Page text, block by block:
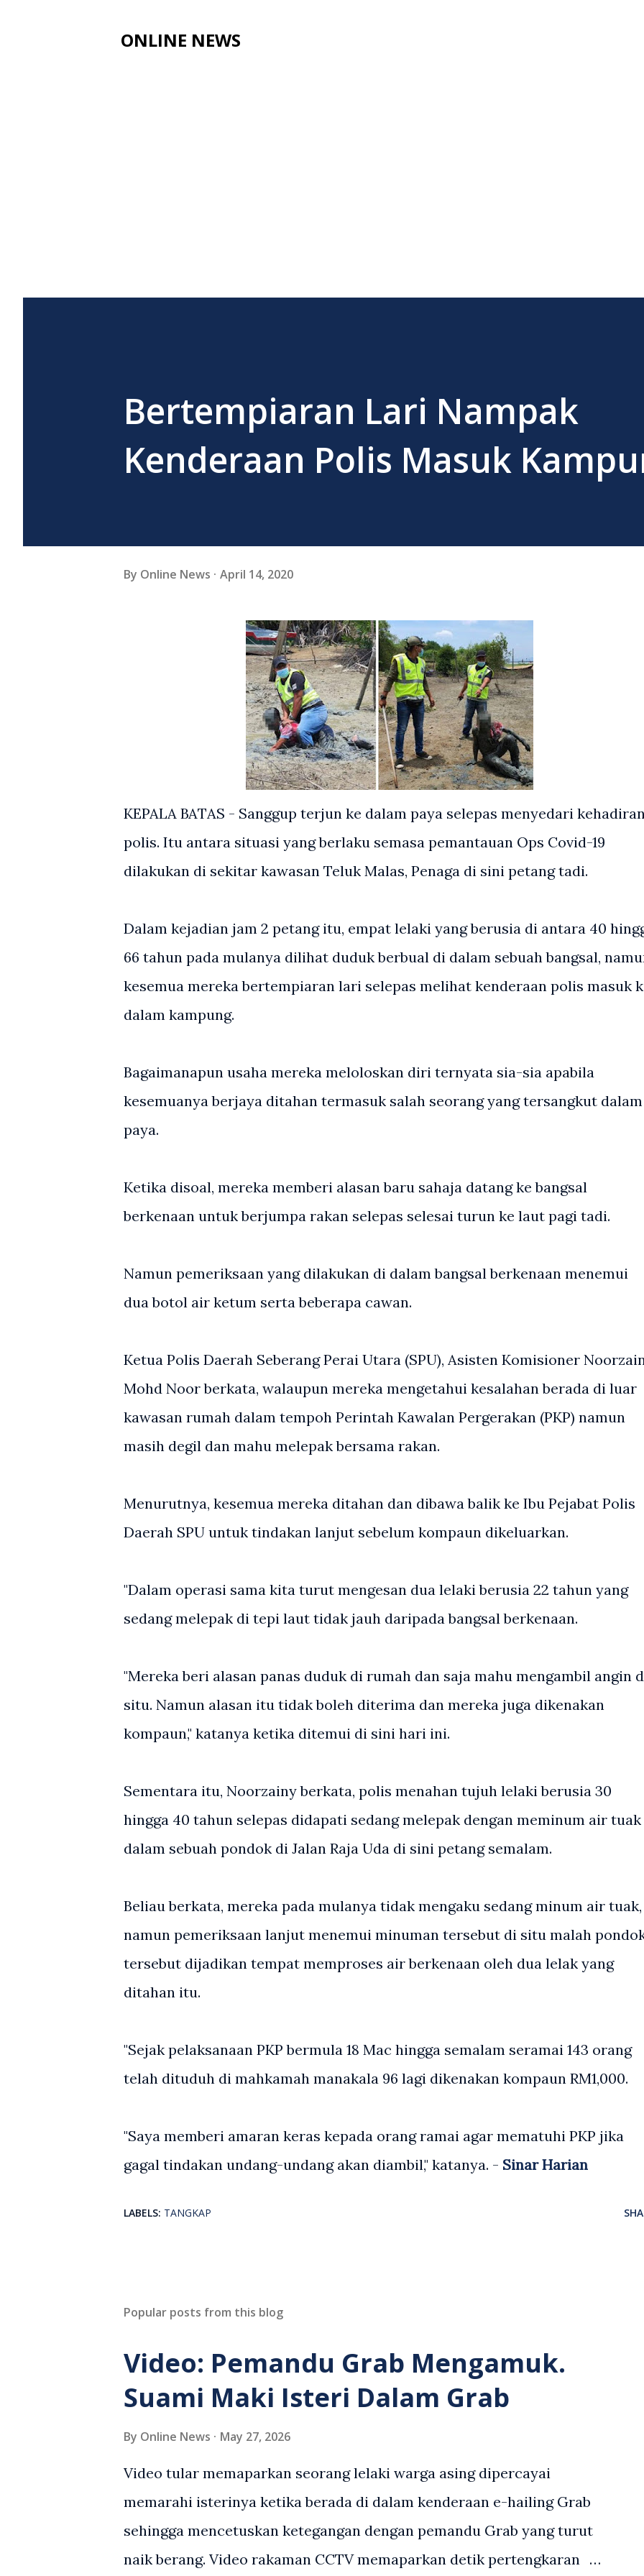
ONLINE NEWS
Bertempiaran Lari Nampak
Kenderaan Polis Masuk
By Online News April 14, 2020
KEPALA BATAS - Sanggup terjun ke dalam paya selepas menyedari
polis. Itu antara situasi yang berlaku semasa pemantauan Ops Covid-19
dilakukan di sekitar kawasan Teluk Malas, Penaga di sini petang tadi.
Dalam kejadian jam 2 petang itu, empat lelaki yang berusia di antara 40
66 tahun pada mulanya dilihat duduk berbual di dalam sebuah bangsal,
kesemua mereka bertempiaran lari selepas melihat kenderaan polis masuk
dalam kampung.
Bagaimanapun usaha mereka meloloskan diri ternyata sia-sia apabila
kesemuanya berjaya ditahan termasuk salah seorang yang tersangkut dalam
paya.
Ketika disoal, mereka memberi alasan baru sahaja datang ke bangsal
berkenaan untuk berjumpa rakan selepas selesai turun ke laut pagi tadi.
Namun pemeriksaan yang dilakukan di dalam bangsal berkenaan menemui
dua botol air ketum serta beberapa cawan.
Ketua Polis Daerah Seberang Perai Utara (SPU), Asisten Komisioner
Mohd Noor berkata, walaupun mereka mengetahui kesalahan berada di luar
kawasan rumah dalam tempoh Perintah Kawalan Pergerakan (PKP) namun
masih degil dan mahu melepak bersama rakan.
Menurutnya, kesemua mereka ditahan dan dibawa balik ke Ibu Pejabat Polis
Daerah SPU untuk tindakan lanjut sebelum kompaun dikeluarkan.
"Dalam operasi sama kita turut mengesan dua lelaki berusia 22 tahun yang
sedang melepak di tepi laut tidak jauh daripada bangsal berkenaan.
"Mereka beri alasan panas duduk di rumah dan saja mahu mengambil angin
situ. Namun alasan itu tidak boleh diterima dan mereka juga dikenakan
kompaun," katanya ketika ditemui di sini hari ini.
Sementara itu, Noorzainy berkata, polis menahan tujuh lelaki berusia 30
hingga 40 tahun selepas didapati sedang melepak dengan meminum air tuak
dalam sebuah pondok di Jalan Raja Uda di sini petang semalam.
Beliau berkata, mereka pada mulanya tidak mengaku sedang minum air tuak,
namun pemeriksaan lanjut menemui minuman tersebut di situ malah
tersebut dijadikan tempat memproses air berkenaan oleh dua lelak yang
ditahan itu.
"Sejak pelaksanaan PKP bermula 18 Mac hingga semalam seramai 143 orang
telah dituduh di mahkamah manakala 96 lagi dikenakan kompaun RM1,000.
"Saya memberi amaran keras kepada orang ramai agar mematuhi PKP jika
gagal tindakan undang-undang akan diambil," katanya. - Sinar Harian
LABELS: TANGKAP
Popular posts from this blog
Video: Pemandu Grab Mengamuk.
Suami Maki Isteri Dalam Grab
By Online News May 27, 2026
Video tular memaparkan seorang lelaki warga asing dipercayai
memarahi isterinya ketika berada di dalam kenderaan e-hailing Grab
sehingga mencetuskan ketegangan dengan pemandu Grab yang turut
naik berang. Video rakaman CCTV memaparkan detik pertengkaran